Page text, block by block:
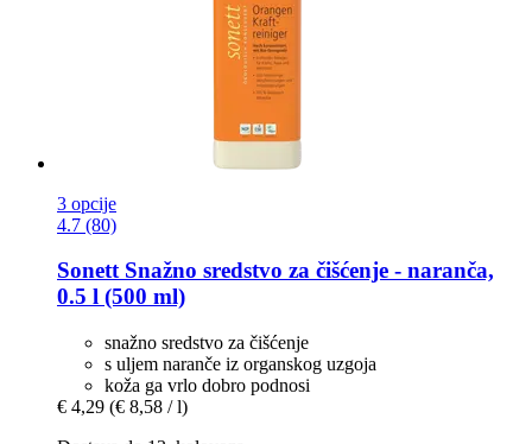
3 opcije
4.7 (80)
SonettSnažno sredstvo za čišćenje -​ naranča,
0.5 l (500 ml)
snažno sredstvo za čišćenje
s uljem naranče iz organskog uzgoja
koža ga vrlo dobro podnosi
€ 4,29 (€ 8,58 / l)